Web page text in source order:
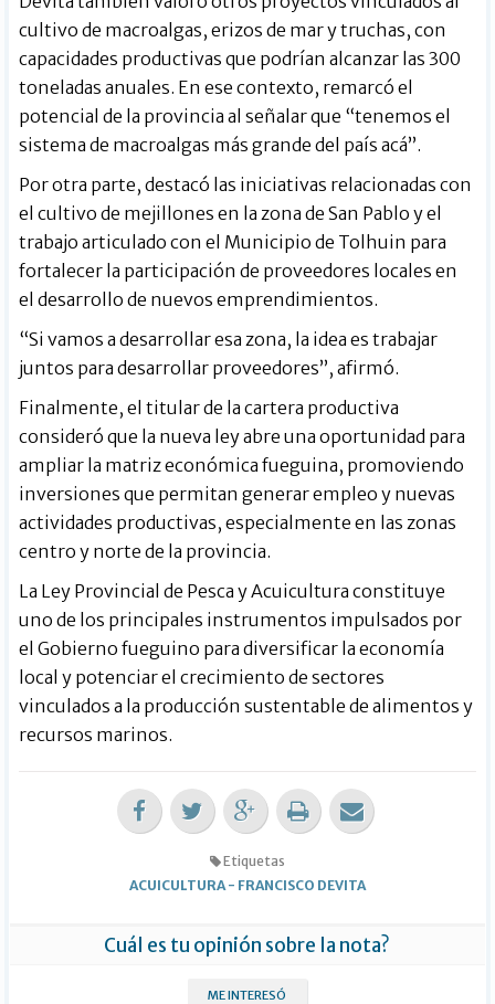
cultivo de macroalgas, erizos de mar y truchas, con
capacidades productivas que podrían alcanzar las 300
toneladas anuales. En ese contexto, remarcó el
potencial de la provincia al señalar que “tenemos el
sistema de macroalgas más grande del país acá”.
Por otra parte, destacó las iniciativas relacionadas con
el cultivo de mejillones en la zona de San Pablo y el
trabajo articulado con el Municipio de Tolhuin para
fortalecer la participación de proveedores locales en
el desarrollo de nuevos emprendimientos.
“Si vamos a desarrollar esa zona, la idea es trabajar
juntos para desarrollar proveedores”, afirmó.
Finalmente, el titular de la cartera productiva
consideró que la nueva ley abre una oportunidad para
ampliar la matriz económica fueguina, promoviendo
inversiones que permitan generar empleo y nuevas
actividades productivas, especialmente en las zonas
centro y norte de la provincia.
La Ley Provincial de Pesca y Acuicultura constituye
uno de los principales instrumentos impulsados por
el Gobierno fueguino para diversificar la economía
local y potenciar el crecimiento de sectores
vinculados a la producción sustentable de alimentos y
recursos marinos.
Etiquetas
ACUICULTURA- FRANCISCO DEVITA
Cuál es tu opinión sobre la nota?
ME INTERESÓ